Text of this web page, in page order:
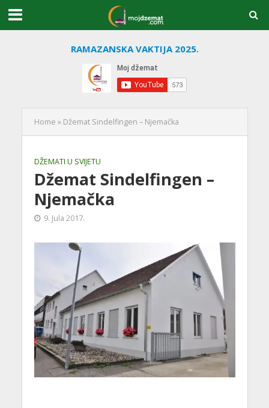
RAMAZANSKA VAKTIJA 2025.
Home » Džemat Sindelfingen – Njemačka
DŽEMATI U SVIJETU
Džemat Sindelfingen –
Njemačka
9. Jula 2017.